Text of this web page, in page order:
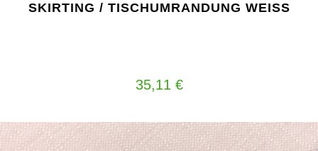
SKIRTING / TISCHUMRANDUNG WEISS
35,11 €